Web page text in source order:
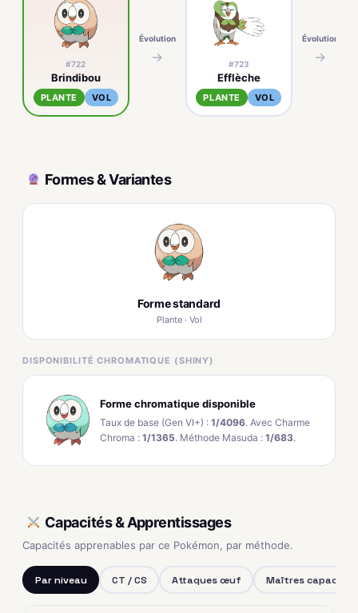
#722
Brindibou
PLANTE VOL
Évolution
→ #723
Efflèche
PLANTE VOL
Évolution
→
Formes & Variantes
Forme standard
Plante · Vol
DISPONIBILITÉ CHROMATIQUE (SHINY)
Forme chromatique disponible
Taux de base (Gen VI+) : 1/4096. Avec Charme
Chroma : 1/1365. Méthode Masuda : 1/683.
Capacités & Apprentissages
Capacités apprenables par ce Pokémon, par méthode.
Par niveau CT / CS Attaques œuf Maîtres capacités